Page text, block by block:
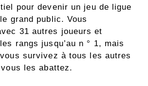
pour devenir un jeu de ligue
grand public. Vous
31 autres joueurs et
rangs jusqu’au n ° 1, mais
survivez à tous les autres
les abattez.